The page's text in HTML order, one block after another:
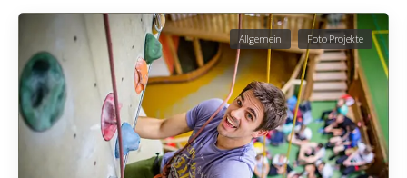
Allgemein Foto Projekte